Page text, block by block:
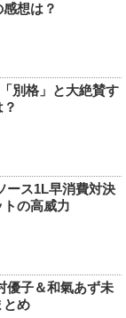
想は？
別格」と大絶賛す
ース1L早消費対決
の高威力
優子＆和氣あず未
とめ